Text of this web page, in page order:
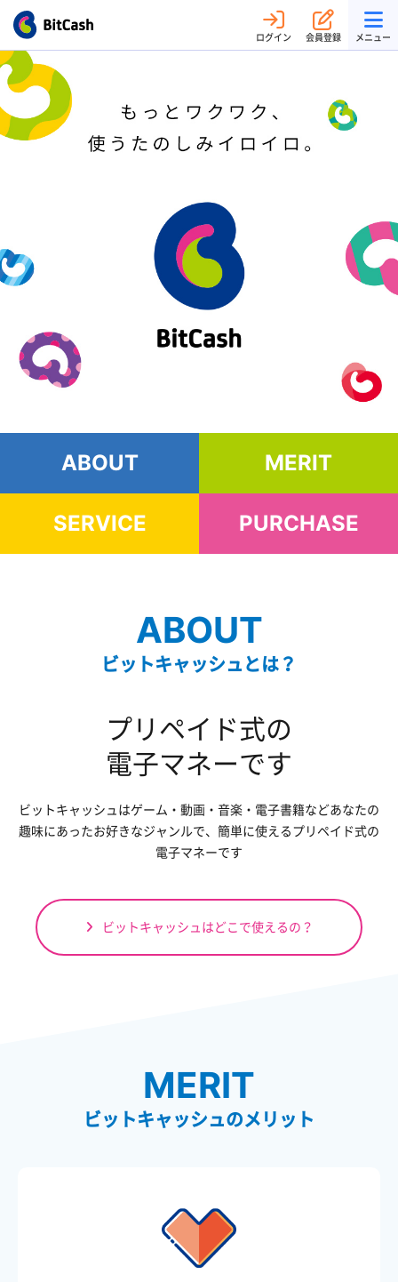
ログイン 会員登録 メニュー
ABOUT MERIT
SERVICE PURCHASE
ABOUT
ビットキャッシュとは？
プリペイド式の
電子マネーです
ビットキャッシュはゲーム・動画・音楽・電子書籍などあなたの
趣味にあったお好きなジャンルで、 簡単に使えるプリペイド式の
電子マネーです
ビットキャッシュはどこで使えるの？
MERIT
ビットキャッシュのメリット